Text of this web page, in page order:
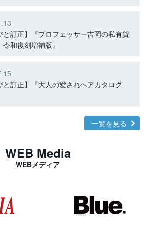
と訂正】『プロフェッサー吉岡の私有貨
和復刻増補版』
と訂正】『大人の愛されヘアカタログ
一覧を見る
WEB Media
WEBメディア